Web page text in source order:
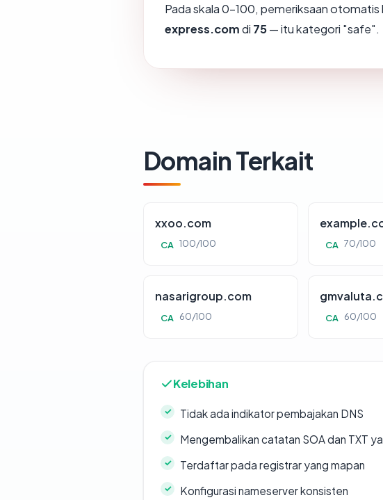
Pada skala 0-100, pemeriksaan
express.comdi 75— itu kategori "safe".
Domain Terkait
xxoo.com
CA 100/100 CA 70/100
nasarigroup.com
CA 60/100 CA 60/100
Kelebihan
Tidak ada indikator pembajakan DNS
Mengembalikan catatan SOA dan TXT
Terdaftar pada registrar yang mapan
Konfigurasi nameserver konsisten